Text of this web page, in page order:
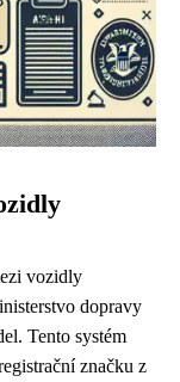
vozidly
dopravy
Tento systém
značku z